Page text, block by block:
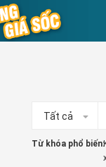
Tất cả
Từ khóa phổ biến: